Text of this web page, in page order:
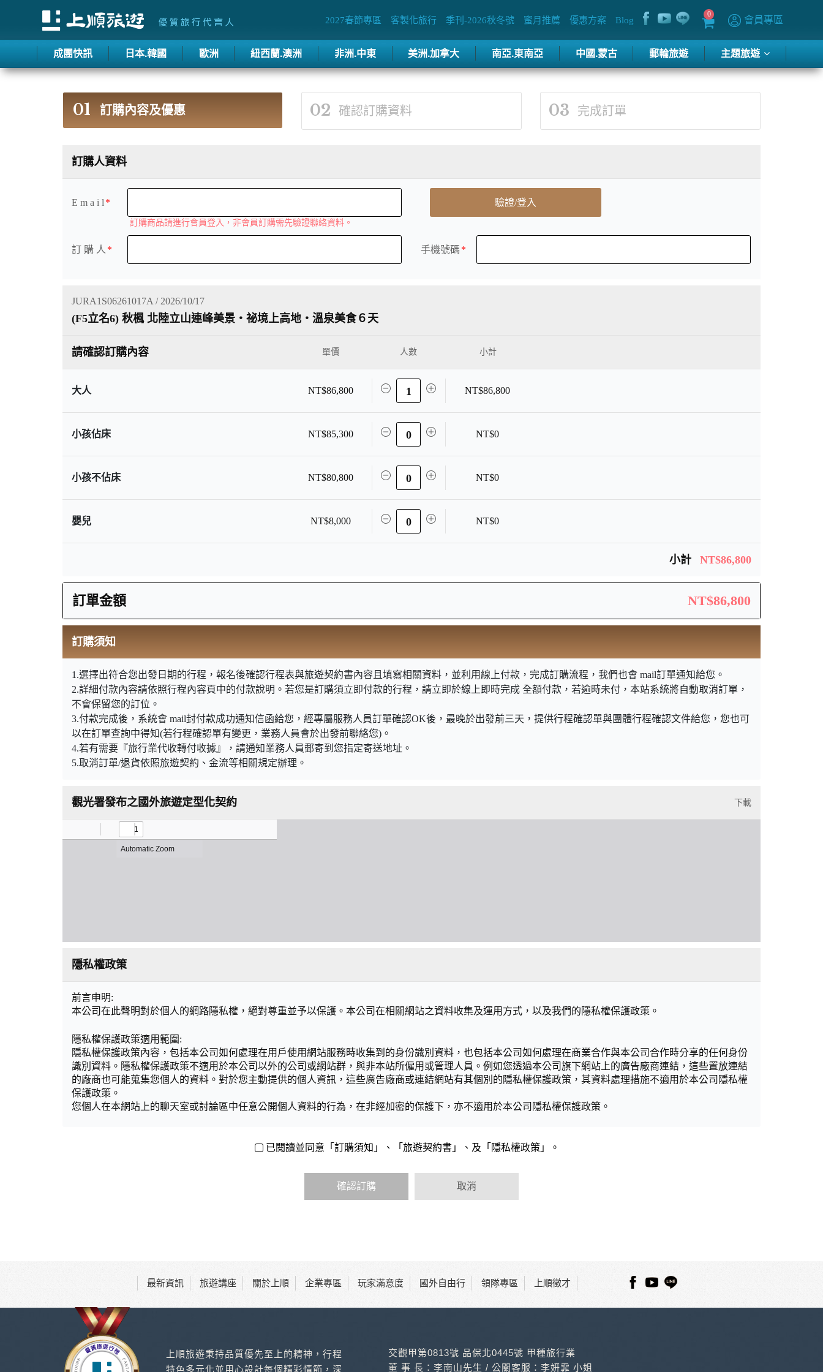
2027春節專區 客製化旅行 季刊-2026秋冬號 蜜月推薦 優惠方案 Blog
0
會員專區
成團快訊 日本.韓國 歐洲 紐西蘭.澳洲 非洲.中東 美洲.加拿大 南亞.東南亞 中國.蒙古 郵輪旅遊 主題旅遊
01 訂購內容及優惠 02 確認訂購資料 03 完成訂單
訂購人資料
E m a i l
訂購商品請進行會員登入，非會員訂購需先驗證聯絡資料。
驗證/登入
訂 購 人 手機號碼
JURA1S06261017A / 2026/10/17
(F5立名6) 秋楓 北陸立山連峰美景・祕境上高地・溫泉美食６天
請確認訂購內容 單價 小計
大人 NT$86,800 1 NT$86,800
小孩佔床 NT$85,300 0 NT$0
小孩不佔床 NT$80,800 0 NT$0
嬰兒 NT$8,000 0 NT$0
小計 NT$86,800
訂單金額 NT$86,800
訂購須知
1.選擇出符合您出發日期的行程，報名後確認行程表與旅遊契約書內容且填寫相關資料，並利用線上付款，完成訂購流程，我們也會 mail訂單通知給您。
2.詳細付款內容請依照行程內容頁中的付款說明。若您是訂購須立即付款的行程，請立即於線上即時完成 全額付款，若逾時未付，本站系統將自動取消訂單，
不會保留您的訂位。
3.付款完成後，系統會 mail封付款成功通知信函給您，經專屬服務人員訂單確認OK後，最晚於出發前三天，提供行程確認單與團體行程確認文件給您，您也可
以在訂單查詢中得知(若行程確認單有變更，業務人員會於出發前聯絡您)。
4.若有需要『旅行業代收轉付收據』，請通知業務人員郵寄到您指定寄送地址。
5.取消訂單/退貨依照旅遊契約、金流等相關規定辦理。
觀光署發布之國外旅遊定型化契約 下載
隱私權政策
前言申明:
本公司在此聲明對於個人的網路隱私權，絕對尊重並予以保護。本公司在相關網站之資料收集及運用方式，以及我們的隱私權保護政策。
隱私權保護政策適用範圍:
隱私權保護政策內容，包括本公司如何處理在用戶使用網站服務時收集到的身份識別資料，也包括本公司如何處理在商業合作與本公司合作時分享的任何身份
識別資料。隱私權保護政策不適用於本公司以外的公司或網站群，與非本站所僱用或管理人員。例如您透過本公司旗下網站上的廣告廠商連結，這些置放連結
的廠商也可能蒐集您個人的資料。對於您主動提供的個人資訊，這些廣告廠商或連結網站有其個別的隱私權保護政策，其資料處理措施不適用於本公司隱私權
保護政策。
您個人在本網站上的聊天室或討論區中任意公開個人資料的行為，在非經加密的保護下，亦不適用於本公司隱私權保護政策。
為了在本網站提供您最佳的互動性服務，可能會請您提供相關個人的資料，其範圍如下：
於一般瀏覽時，伺服器會自行記錄相關行徑，包括您使用連線設備的 IP 位址、使用時間、使用的瀏覽器、瀏覽及點選資料記錄等，做為我們增進網站服務的參
為提供精確的服務，我們會將收集的問卷調查內容進行統計與分析，分析結果之統計數據或說明文字呈現，除供內部研究外，我們會視需要公佈統計數據及說
登入使用我們的服務後，本網站即取得您的資料。
等。本網站會對個別連線者的瀏覽器予以標示，歸納使用者瀏覽器在本網站內部所瀏覽的網頁，除非您願意告知您的個人資料，否則本網站不會也無法將此項
記錄和您對應。請您注意，在本網站網刊登廣告之廠商，或與連結本網站，也可能蒐集您個人的資料。對於您主動提供的個人資訊，這些廣告廠商、或連結網
站有其個別的私權保護政策，其資料處理措施不適用本網站隱私權保護政策，本公司不負任何連帶責任。
本網站將在事前或註冊登錄取得您的同意後，傳送商業性資料或電子郵件給您。本公司除了在該資料或電子郵件上註明是由本公司發送，也會在該資料或電子
郵件上提供您能隨時停止接收這些資料或電子郵件的方法及說明。
已閱讀並同意「訂購須知」、「旅遊契約書」、及「隱私權政策」。
確認訂購 取消
最新資訊 旅遊講座 關於上順 企業專區 玩家滿意度 國外自由行 領隊專區 上順徵才
上順旅遊秉持品質優先至上的精神，行程
特色多元化並用心設計每個精彩情節，深
交觀甲第0813號 品保北0445號 甲種旅行業
董 事 長：李南山先生 / 公關客服：李妍霏 小姐